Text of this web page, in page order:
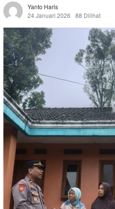
Yanto Haris
24 Januari 2026
88 Dilihat